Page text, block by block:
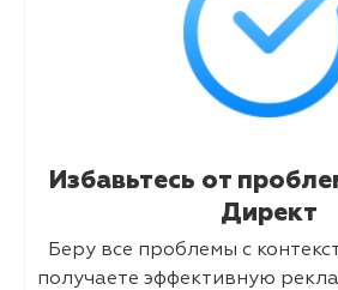
Избавьтесь от
Директ
Беру все проблемы с
получаете эффективную